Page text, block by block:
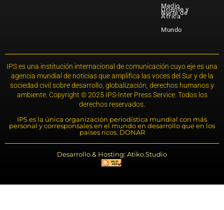
Medio
Oriente y
Norte de
África
Mundo
IPS es una institución internacional de comunicación cuyo eje es una
agencia mundial de noticias que amplifica las voces del Sur y de la
sociedad civil sobre desarrollo, globalización, derechos humanos y
ambiente. Copyright © 2025 IPS-Inter Press Service. Todos los
derechos reservados.
IPS es la única organización periodística mundial con más
personal y corresponsales en el mundo en desarrollo que en los
países ricos. DONAR
Desarrollo & Hosting: Atiko.Studio